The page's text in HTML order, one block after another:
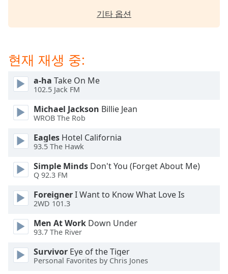
Escape
and
Text
Opacity
Text
Background
기타 옵션
현재 재생 중:
a-ha Take On Me
102.5 Jack FM
Michael Jackson Billie Jean
WROB The Rob
Eagles Hotel California
93.5 The Hawk
Simple Minds Don't You (Forget About Me)
Q 92.3 FM
ForeignerI Want to Know What Love Is
2WD 101.3
Men At Work Down Under
93.7 The River
Survivor Eye of the Tiger
Personal Favorites by Chris Jones